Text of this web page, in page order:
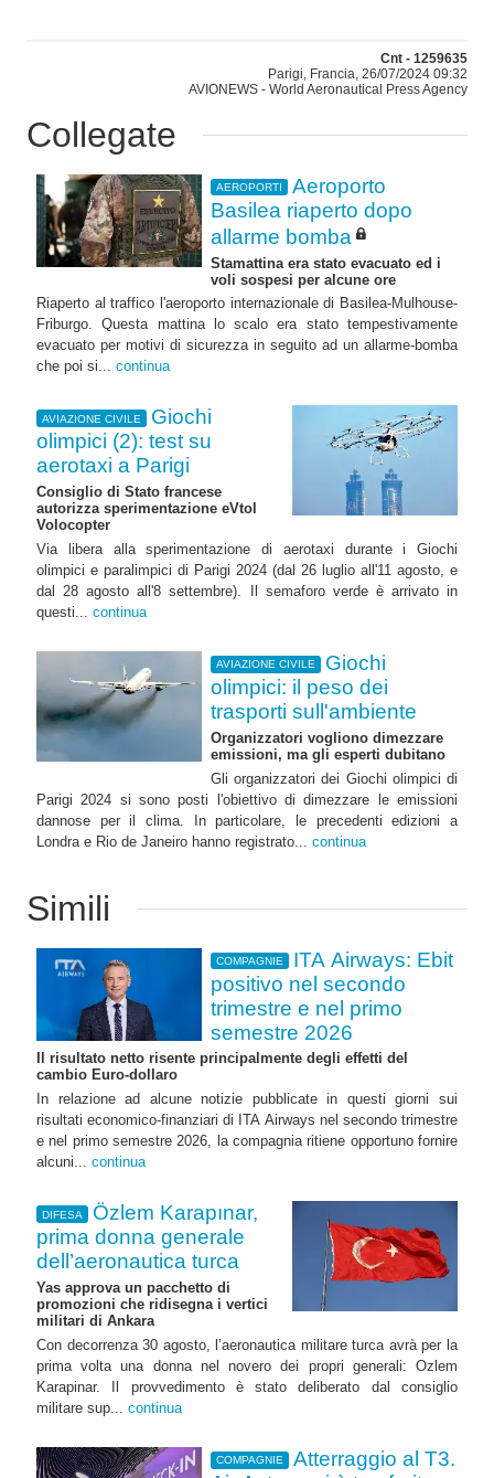
Cnt - 1259635
Parigi, Francia, 26/07/2024 09:32
AVIONEWS - World Aeronautical Press Agency
Collegate
AEROPORTI
Aeroporto
Basilea riaperto dopo
allarme bomba
Stamattina era stato evacuato ed i
voli sospesi per alcune ore
Riaperto al traffico l'aeroporto internazionale di Basilea-Mulhouse-
Friburgo. Questa mattina lo scalo era stato tempestivamente
evacuato per motivi di sicurezza in seguito ad un allarme-bomba
che poi si... continua
AVIAZIONE CIVILE
Giochi
olimpici (2): test su
aerotaxi a Parigi
Consiglio di Stato francese
autorizza sperimentazione eVtol
Volocopter
Via libera alla sperimentazione di aerotaxi durante i Giochi
olimpici e paralimpici di Parigi 2024 (dal 26 luglio all'11 agosto, e
dal 28 agosto all'8 settembre). Il semaforo verde è arrivato in
questi... continua
AVIAZIONE CIVILE
Giochi
olimpici: il peso dei
trasporti sull'ambiente
Organizzatori vogliono dimezzare
emissioni, ma gli esperti dubitano
Gli organizzatori dei Giochi olimpici di
Parigi 2024 si sono posti l'obiettivo di dimezzare le emissioni
dannose per il clima. In particolare, le precedenti edizioni a
Londra e Rio de Janeiro hanno registrato... continua
Simili
COMPAGNIE
ITA Airways: Ebit
positivo nel secondo
trimestre e nel primo
semestre 2026
Il risultato netto risente principalmente degli effetti del
cambio Euro-dollaro
In relazione ad alcune notizie pubblicate in questi giorni sui
risultati economico-finanziari di ITA Airways nel secondo trimestre
e nel primo semestre 2026, la compagnia ritiene opportuno fornire
alcuni... continua
DIFESA
Özlem Karapınar,
prima donna generale
dell’aeronautica turca
Yas approva un pacchetto di
promozioni che ridisegna i vertici
militari di Ankara
Con decorrenza 30 agosto, l’aeronautica militare turca avrà per la
prima volta una donna nel novero dei propri generali: Ozlem
Karapinar. Il provvedimento è stato deliberato dal consiglio
militare sup... continua
COMPAGNIE
Atterraggio al T3.